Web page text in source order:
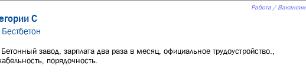
Работа / Вакансии
С
завод, зарплата два раза в месяц, официальное трудоустройство.,
порядочность.